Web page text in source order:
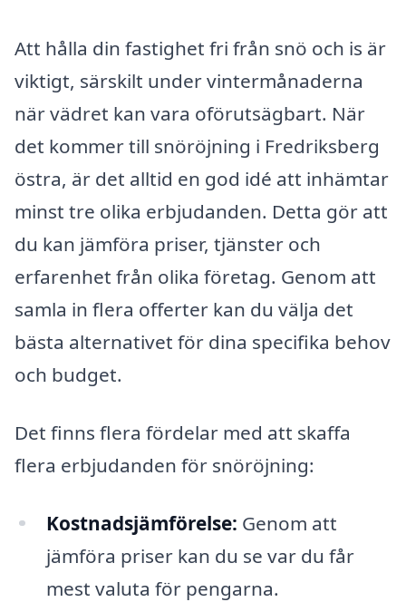
Att hålla din fastighet fri från snö och is är
viktigt, särskilt under vintermånaderna
när vädret kan vara oförutsägbart. När
det kommer till snöröjning i Fredriksberg
östra, är det alltid en god idé att inhämtar
minst tre olika erbjudanden. Detta gör att
du kan jämföra priser, tjänster och
erfarenhet från olika företag. Genom att
samla in flera offerter kan du välja det
bästa alternativet för dina specifika behov
och budget.
Det finns flera fördelar med att skaffa
flera erbjudanden för snöröjning:
Kostnadsjämförelse: Genom att
jämföra priser kan du se var du får
mest valuta för pengarna.